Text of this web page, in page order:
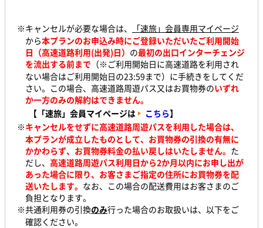
※キャンセルが必要な場合は、
「速旅」会員専用マイページ
から本プランのお申込み時にご登録いただいたご利用開始
日（高速道路利用(出発)日） の最初の出口インターチェンジ
を流出する前まで （※ご利用開始日に高速道路を利用され
ない場合はご利用開始日の23:59まで）に手続きをしてくだ
さい。この場合、高速道路周遊パス又はお買物券のいずれ
か一方のみの解約はできません。
【「速旅」会員マイページは
こちら】
※キャンセルをせずに高速道路周遊パスを利用した場合は、
本プランが成立したものとして、お買物券の引換の有無に
かかわらず、お買物券料金の払い戻しはいたしません。 た
だし、 高速道路周遊パス利用日から2か月以内にお申し出が
あった場合に限り、お客さまご指定の住所にお買物券を配
送いたします。 なお、この場合の配送費用はお客さまのご
負担となります。
※共通利用券の引換のみ行った場合のお取扱いは、以下をご
確認ください。